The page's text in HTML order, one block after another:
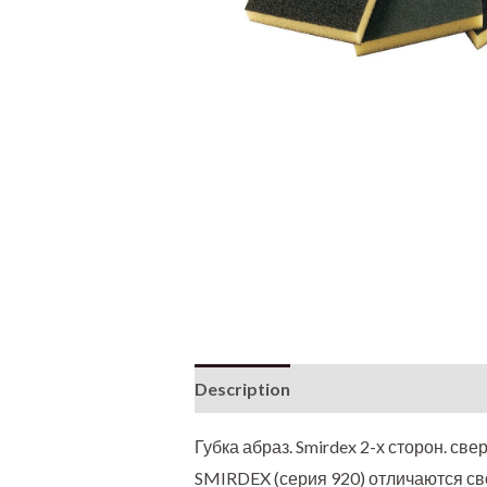
Description
Губка абраз. Smirdex 2-х сторон.
SMIRDEX (серия 920) отличаются